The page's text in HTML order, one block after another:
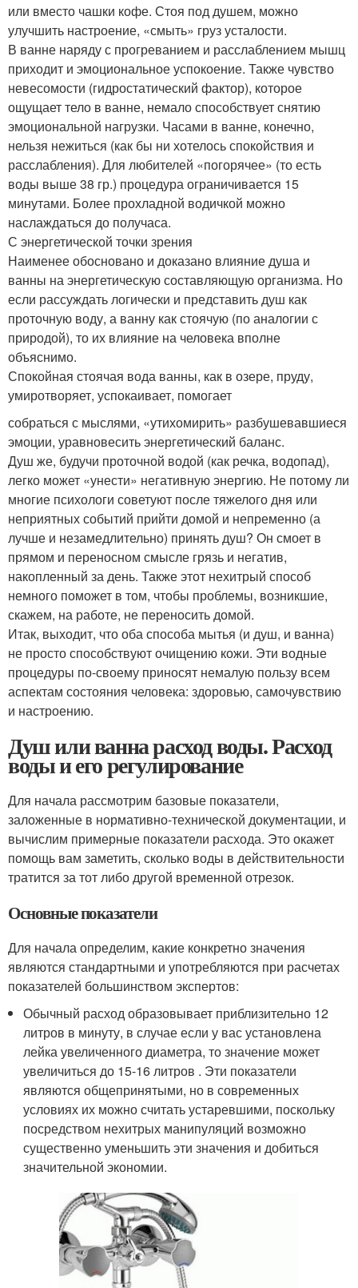
или вместо чашки кофе. Стоя под душем, можно
улучшить настроение, «смыть» груз усталости.
В ванне наряду с прогреванием и расслаблением мышц
приходит и эмоциональное успокоение. Также чувство
невесомости (гидростатический фактор), которое
ощущает тело в ванне, немало способствует снятию
эмоциональной нагрузки. Часами в ванне, конечно,
нельзя нежиться (как бы ни хотелось спокойствия и
расслабления). Для любителей «погорячее» (то есть
воды выше 38 гр.) процедура ограничивается 15
минутами. Более прохладной водичкой можно
наслаждаться до получаса.
С энергетической точки зрения
Наименее обосновано и доказано влияние душа и
ванны на энергетическую составляющую организма. Но
если рассуждать логически и представить душ как
проточную воду, а ванну как стоячую (по аналогии с
природой), то их влияние на человека вполне
объяснимо.
Спокойная стоячая вода ванны, как в озере, пруду,
умиротворяет, успокаивает, помогает
собраться с мыслями, «утихомирить» разбушевавшиеся
эмоции, уравновесить энергетический баланс.
Душ же, будучи проточной водой (как речка, водопад),
легко может «унести» негативную энергию. Не потому ли
многие психологи советуют после тяжелого дня или
неприятных событий прийти домой и непременно (а
лучше и незамедлительно) принять душ? Он смоет в
прямом и переносном смысле грязь и негатив,
накопленный за день. Также этот нехитрый способ
немного поможет в том, чтобы проблемы, возникшие,
скажем, на работе, не переносить домой.
Итак, выходит, что оба способа мытья (и душ, и ванна)
не просто способствуют очищению кожи. Эти водные
процедуры по-своему приносят немалую пользу всем
аспектам состояния человека: здоровью, самочувствию
и настроению.
Душ или ванна расход воды. Расход
воды и его регулирование
Для начала рассмотрим базовые показатели,
заложенные в нормативно-технической документации, и
вычислим примерные показатели расхода. Это окажет
помощь вам заметить, сколько воды в действительности
тратится за тот либо другой временной отрезок.
Основные показатели
Для начала определим, какие конкретно значения
являются стандартными и употребляются при расчетах
показателей большинством экспертов:
Обычный расход образовывает приблизительно 12
литров в минуту, в случае если у вас установлена
лейка увеличенного диаметра, то значение может
увеличиться до 15-16 литров . Эти показатели
являются общепринятыми, но в современных
условиях их можно считать устаревшими, поскольку
посредством нехитрых манипуляций возможно
существенно уменьшить эти значения и добиться
значительной экономии.